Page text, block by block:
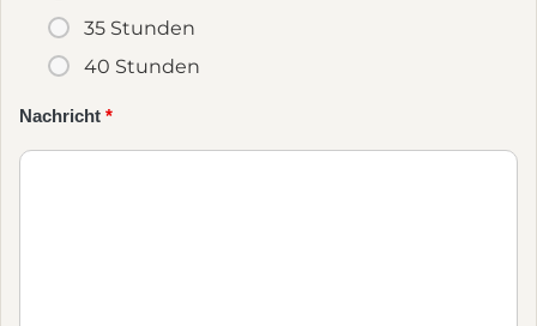
35 Stunden
40 Stunden
Nachricht *